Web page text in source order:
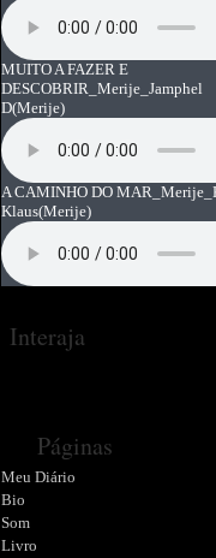
MUITO A FAZER E
DESCOBRIR_Merije_Jamphel
D(Merije)
A CAMINHO DO
Klaus(Merije)
Interaja
Páginas
Meu Diário
Bio
Som
Livro